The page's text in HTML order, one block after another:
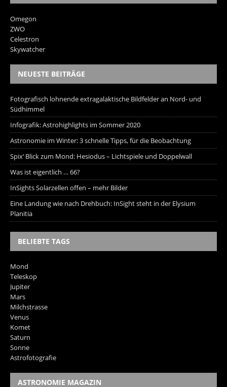
Omegon
ZWO
Celestron
Skywatcher
NEUESTE BEITRÄGE
Fotografisch lohnende extragalaktische Bildfelder an Nord- und
Südhimmel
Infografik: Astrohighlights im Sommer 2020
Astronomie im Winter: 3 schnelle Tipps, für die Beobachtung
Spix‘ Blick zum Mond: Hesiodus – Lichtspiele und Doppelwall
Was ist eigentlich … 66?
InSights Solarzellen offen – mehr Bilder
Eine Landung wie nach Drehbuch: InSight steht in der Elysium
Planitia
BELIEBTE TAGS
Mond
Teleskop
Jupiter
Mars
Milchstrasse
Venus
Komet
Saturn
Sonne
Astrofotografie
ASTRONOMIE MAGAZIN